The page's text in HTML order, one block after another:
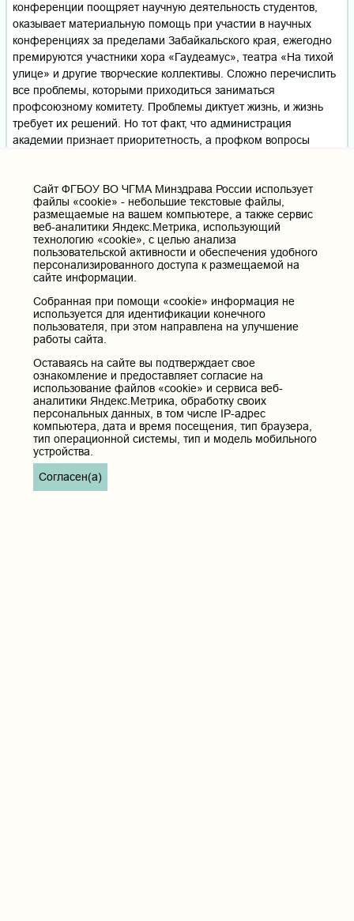
Профсоюзныйкомитет
Главная страница
Состав профкома
Документы
Льготы
Мероприятия
Контакты
Дополнительноеменю
Пациентам
РИЦ
конференции поощряет научную деятельность студентов,
оказывает материальную помощь при участии в научных
конференциях за пределами Забайкальского края, ежегодно
премируются участники хора «Гаудеамус», театра «На тихой
улице» и другие творческие коллективы. Сложно перечислить
все проблемы, которыми приходиться заниматься
профсоюзному комитету. Проблемы диктует жизнь, и жизнь
требует их решений. Но тот факт, что администрация
академии признает приоритетность, а профком вопросы
условий в социальной сфере жизни ЧГМА.
Cайт ФГБОУ ВО ЧГМА Минздрава России использует
файлы «cookie» - небольшие текстовые файлы,
размещаемые на вашем компьютере, а также сервис
веб-аналитики Яндекс.Метрика, использующий
технологию «cookie», с целью анализа
пользовательской активности и обеспечения удобного
персонализированного доступа к размещаемой на
сайте информации.
Собранная при помощи «cookie» информация не
используется для идентификации конечного
пользователя, при этом направлена на улучшение
работы сайта.
Оставаясь на сайте вы подтверждает свое
ознакомление и предоставляет согласие на
использование файлов «cookie» и сервиса веб-
аналитики Яндекс.Метрика, обработку своих
персональных данных, в том числе IP-адрес
компьютера, дата и время посещения, тип браузера,
тип операционной системы, тип и модель мобильного
устройства.
Согласен(а)